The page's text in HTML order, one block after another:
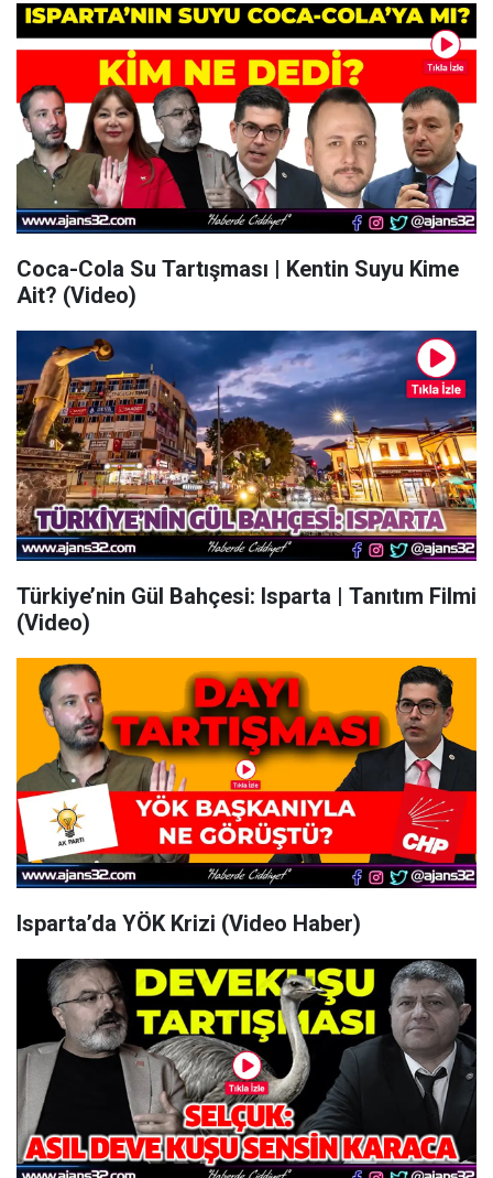
Coca-Cola Su Tartışması | Kentin Suyu Kime
Ait? (Video)
Türkiye’nin Gül Bahçesi: Isparta | Tanıtım Filmi
(Video)
Isparta’da YÖK Krizi (Video Haber)